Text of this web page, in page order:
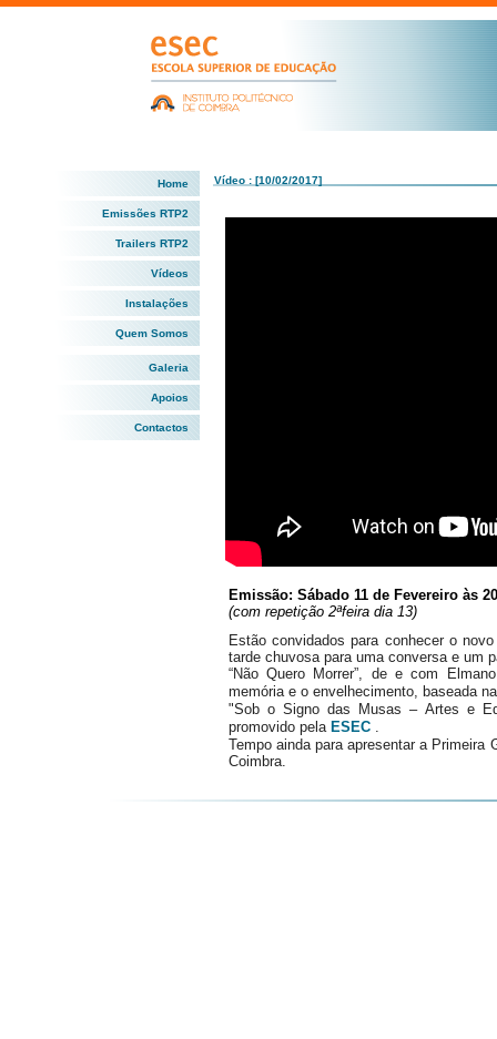
Home
Emissões RTP2
Trailers RTP2
Vídeos
Instalações
Quem Somos
Galeria
Apoios
Contactos
Vídeo : [10/02/2017]
Emissão: Sábado 11 de Fevereiro às
(com repetição 2ªfeira dia 13)
Estão convidados para conhecer o
tarde chuvosa para uma conversa e um
“Não Quero Morrer”, de e com
memória e o envelhecimento, baseada
"Sob o Signo das Musas – Artes e
promovido pela ESEC.
Tempo ainda para apresentar a
Coimbra.